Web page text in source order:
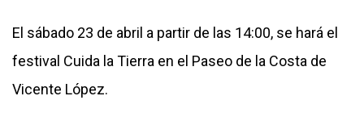
El sábado 23 de abril a partir de las 14:00, se hará el
festival Cuida la Tierra en el Paseo de la Costa de
Vicente López.